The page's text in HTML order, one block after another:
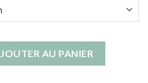
femme marque
AU PANIER